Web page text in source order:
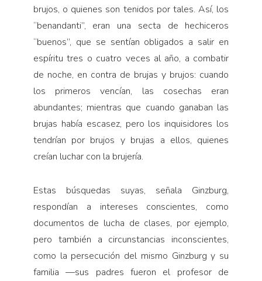
brujos, o quienes son tenidos por tales. Así, los
“benandanti”, eran una secta de hechiceros
“buenos”, que se sentían obligados a salir en
espíritu tres o cuatro veces al año, a combatir
de noche, en contra de brujas y brujos: cuando
los primeros vencían, las cosechas eran
abundantes; mientras que cuando ganaban las
brujas había escasez, pero los inquisidores los
tendrían por brujos y brujas a ellos, quienes
creían luchar con la brujería.
Estas búsquedas suyas, señala Ginzburg,
respondían a intereses conscientes, como
documentos de lucha de clases, por ejemplo,
pero también a circunstancias inconscientes,
como la persecución del mismo Ginzburg y su
familia —sus padres fueron el profesor de